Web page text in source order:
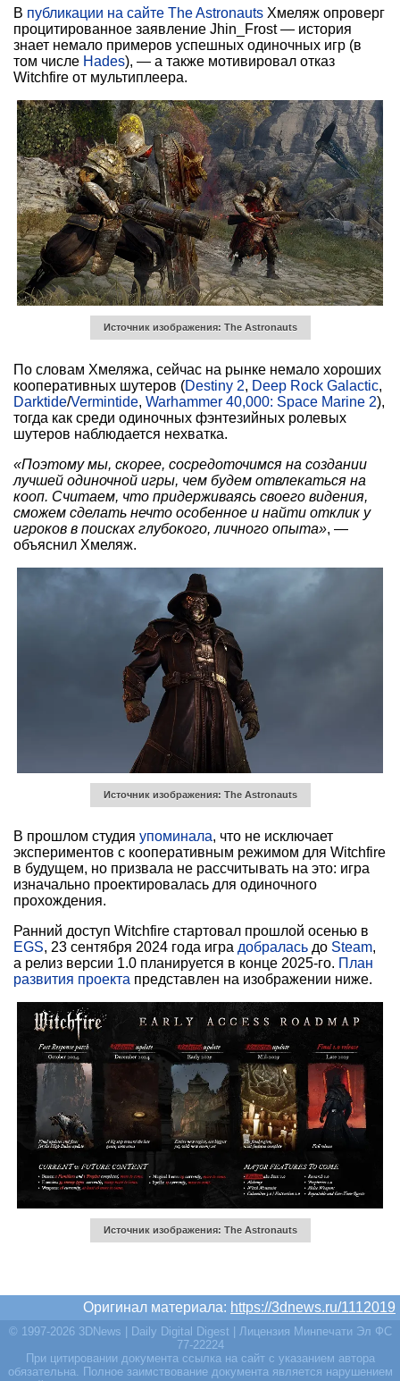
В публикации на сайте The Astronauts Хмеляж опроверг
процитированное заявление Jhin_Frost — история
знает немало примеров успешных одиночных игр (в
том числе Hades), — а также мотивировал отказ
Witchfire от мультиплеера.
Источник изображения: The Astronauts
По словам Хмеляжа, сейчас на рынке немало хороших
кооперативных шутеров (Destiny 2, Deep Rock Galactic,
Darktide/Vermintide, Warhammer 40,000: Space Marine 2),
тогда как среди одиночных фэнтезийных ролевых
шутеров наблюдается нехватка.
«Поэтому мы, скорее, сосредоточимся на создании
лучшей одиночной игры, чем будем отвлекаться на
кооп. Считаем, что придерживаясь своего видения,
сможем сделать нечто особенное и найти отклик у
игроков в поисках глубокого, личного опыта», —
объяснил Хмеляж.
Источник изображения: The Astronauts
В прошлом студия упоминала, что не исключает
экспериментов с кооперативным режимом для Witchfire
в будущем, но призвала не рассчитывать на это: игра
изначально проектировалась для одиночного
прохождения.
Ранний доступ Witchfire стартовал прошлой осенью в
EGS, 23 сентября 2024 года игра добралась до Steam,
а релиз версии 1.0 планируется в конце 2025-го. План
развития проекта представлен на изображении ниже.
Источник изображения: The Astronauts
Оригинал материала: https://3dnews.ru/1112019
© 1997-2026 3DNews | Daily Digital Digest | Лицензия Минпечати Эл ФС
77-22224
При цитировании документа ссылка на сайт с указанием автора
обязательна. Полное заимствование документа является нарушением